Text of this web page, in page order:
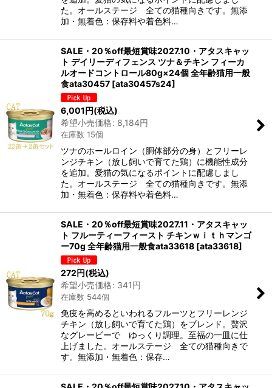
た。オールステージ 全ての猫種向きです。無添
加・無着色：保存料や着色料…
SALE・20％off最短賞味2027.10・アタスキャッ
ト デイリーディフェンス ツナ＆チキン フィーカ
ルオードコントロール80g×24個 全年齢猫用一般
食ata30457 [ata30457s24]
6,001円(税込)
希望小売価格: 8,184円
在庫数 15個
ツナのホールロイン（胴体部分の身）とフリーレ
ンジチキン（放し飼いで育てた鶏）に機能性成分
を追加。愛猫の気になるポイントに配慮しまし
た。オールステージ 全ての猫種向きです。無添
加・無着色：保存料や着色料…
SALE・20％off最短賞味2027.11・アタスキャッ
ト フルーティーフィースト チキンｗｉｔｈマンゴ
ー70g 全年齢猫用一般食ata33618 [ata33618]
272円(税込)
希望小売価格: 341円
在庫数 544個
免疫を高めるといわれるフルーツとフリーレンジ
チキン（放し飼いで育てた鶏）をブレンド。贅沢
なグレービーで ゆっくり調理。至福の一皿に仕
上げました。オールステージ 全ての猫種向きで
す。無添加・無着色：保存…